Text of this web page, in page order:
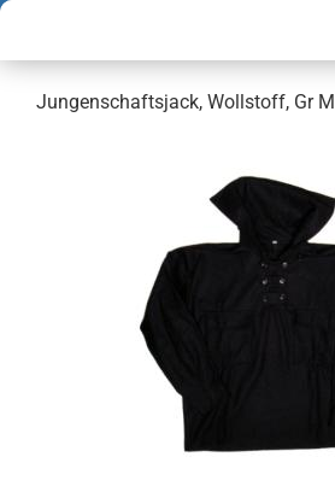
Jungenschaftsjack, Wollstoff, Gr M